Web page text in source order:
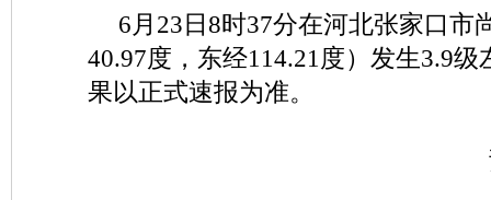
6月23日8时37分在河北张家口市
40.97度，东经114.21度）发生3.9
果以正式速报为准。